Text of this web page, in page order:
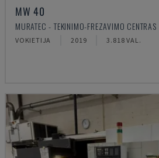
MW 40
MURATEC - TEKINIMO-FREZAVIMO CENTRAS
VOKIETIJA 2019 3.818 VAL.